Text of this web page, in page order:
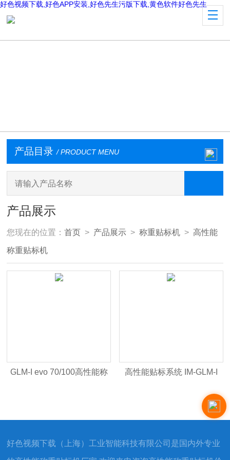
好色视频下载,好色APP安装,好色先生污版下载,黄色软件好色先生
产品目录 / PRODUCT MENU
产品展示
您现在的位置：首页 > 产品展示 >称重贴标机 >高性能
称重贴标机
GLM-I evo 70/100高性能称 高性能贴标系统 IM-GLM-I
好色视频下载（上海）工业智能科技有限公司是国内外专业